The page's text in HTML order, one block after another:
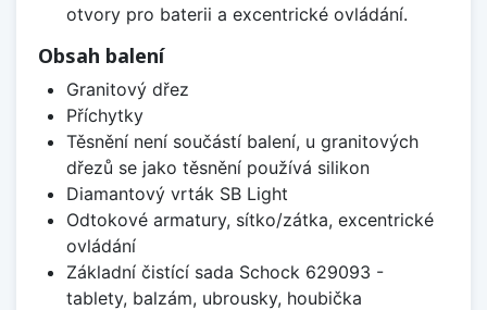
otvory pro baterii a excentrické ovládání.
Obsah balení
Granitový dřez
Příchytky
Těsnění není součástí balení, u granitových
dřezů se jako těsnění používá silikon
Diamantový vrták SB Light
Odtokové armatury, sítko/zátka, excentrické
ovládání
Základní čistící sada Schock 629093 -
tablety, balzám, ubrousky, houbička